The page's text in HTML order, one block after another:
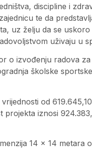
discipline i
te da
uz želju da se
uživaju u
izvođenju radova za
školske
od
projekta iznosi
14 × 14 metara